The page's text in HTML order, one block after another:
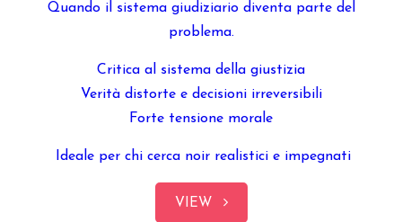
Quando il sistema giudiziario diventa parte del
problema.
Critica al sistema della giustizia
Verità distorte e decisioni irreversibili
Forte tensione morale
Ideale per chi cerca noir realistici e impegnati
VIEW